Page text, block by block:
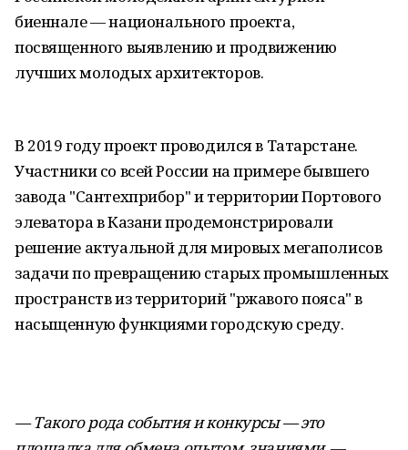
биеннале — национального проекта,
посвященного выявлению и продвижению
лучших молодых архитекторов.
В 2019 году проект проводился в Татарстане.
Участники со всей России на примере бывшего
завода "Сантехприбор" и территории Портового
элеватора в Казани продемонстрировали
решение актуальной для мировых мегаполисов
задачи по превращению старых промышленных
пространств из территорий "ржавого пояса" в
насыщенную функциями городскую среду.
— Такого рода события и конкурсы — это